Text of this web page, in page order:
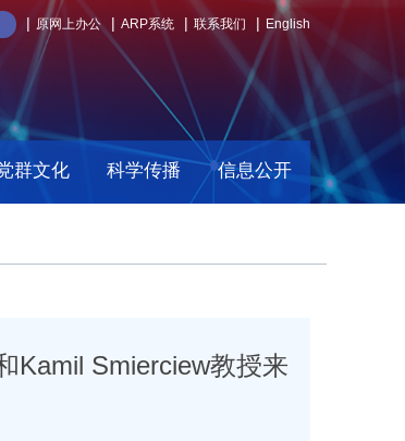
原网上办公 ARP系统 联系我们 English
群文化 科学传播 信息公开
Kamil Smierciew教授来